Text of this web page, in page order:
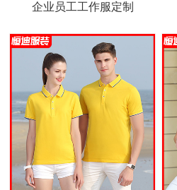
企业员工工作服定制